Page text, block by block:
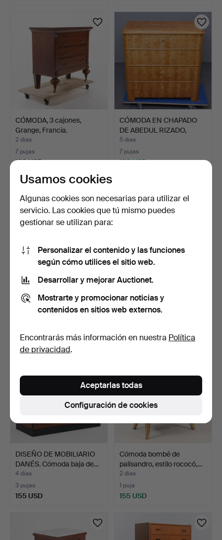
CÓMODA, 3 cajones,
Grange, Francia.
2 días
7 pujas
169 USD
CÓMODA EN CHAPADO
DE ABEDUL RIZADO,
CUATRO…
5 días
7 pujas
169 USD
MESITAS DE NOCHE,
pareja, segunda mitad de…
5 días
DISEÑO DE MOBILIARIO
DANÉS. Cómoda baja de…
4 días
3 pujas
155 USD
Cómoda bombé de
palisandro, estilo rococó,…
2 días
1 puja
155 USD
Usamos cookies
Algunas cookies son necesarias para utilizar el
servicio. Las cookies que tú mismo puedes
gestionar se utilizan para:
Personalizar el contenido y las funciones
según cómo utilices el sitio web.
Desarrollar y mejorar Auctionet.
Mostrarte y promocionar noticias y
contenidos en sitios web externos.
Encontrarás más información en nuestra Política
de privacidad.
Configuración de cookies
Aceptarlas todas